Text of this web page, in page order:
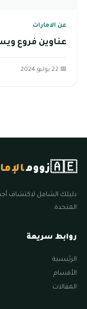
عن الامارات
عناوين فروع
📅 22 يوليو 2024
🇦🇪زووم
دليلك الشامل لاكتشاف
المتحدة.
روابط سريعة
الرئيسية
الأقسام
المقالات